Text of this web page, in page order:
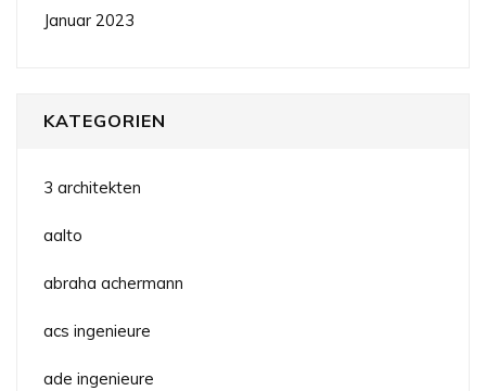
Januar 2023
KATEGORIEN
3 architekten
aalto
abraha achermann
acs ingenieure
ade ingenieure